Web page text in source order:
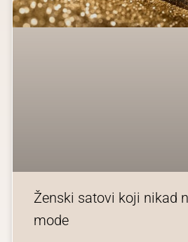
Ženski satovi koji nikad
mode